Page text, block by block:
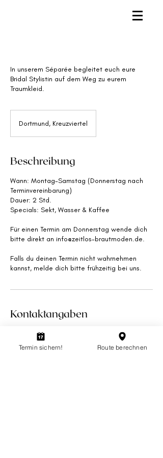
In unserem Séparée begleitet euch eure
Bridal Stylistin auf dem Weg zu eurem
Traumkleid.
Dortmund, Kreuzviertel
Beschreibung
Wann: Montag-Samstag (Donnerstag nach
Terminvereinbarung)
Dauer: 2 Std.
Specials: Sekt, Wasser & Kaffee
Für einen Termin am Donnerstag wende dich
bitte direkt an info@zeitlos-brautmoden.de.
Falls du deinen Termin nicht wahrnehmen
kannst, melde dich bitte frühzeitig bei uns.
Kontaktangaben
Dortmund, Kreuzviertel
Kreuzstraße 23-25, Dortmund, Germany
Termin sichern! Route berechnen